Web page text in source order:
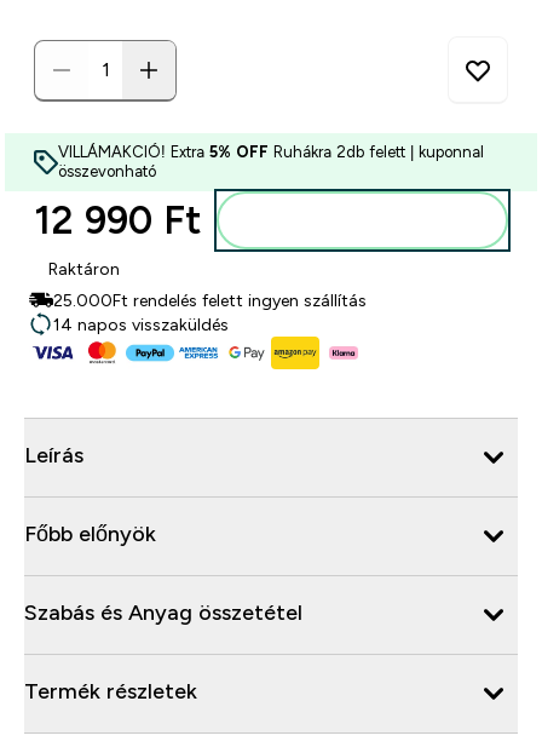
VILLÁMAKCIÓ! Extra 5% OFF Ruhákra 2db felett | kuponnal
összevonható
12 990 Ft‎
Raktáron
25.000Ft rendelés felett ingyen szállítás
14 napos visszaküldés
Leírás
Főbb előnyök
Szabás és Anyag összetétel
Termék részletek